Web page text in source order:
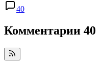
40
Комментарии 40